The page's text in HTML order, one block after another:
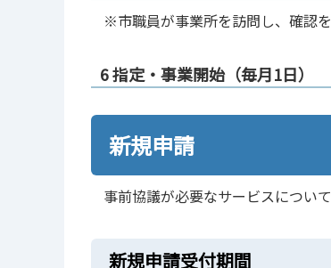
※市職員が事業所を訪問し、確認を
6 指定・事業開始（毎月1日）
新規申請
事前協議が必要なサービスについ
新規申請受付期間